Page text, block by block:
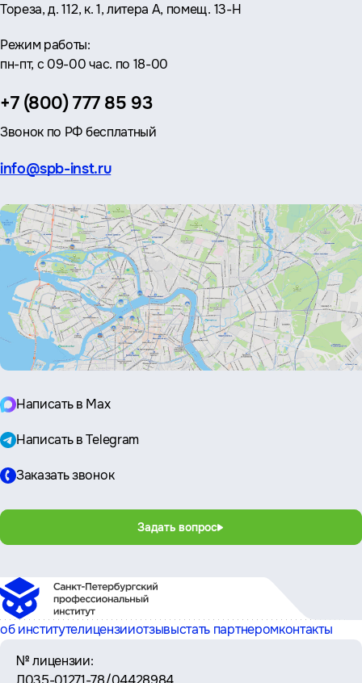
Тореза, д. 112, к. 1, литера А, помещ. 13-Н
Режим работы:
пн-пт, с 09-00 час. по 18-00
Телефон:
+7 (800) 777 85 93
Звонок по РФ бесплатный
Эл.
info@spb-inst.ru
Написать в Max
Написать в Telegram
Заказать звонок
Задать вопрос
об институтелицензииотзывыстать партнеромконтакты
№ лицензии: